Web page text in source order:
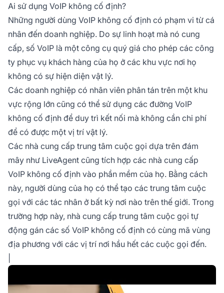
Ai sử dụng VoIP không cố định?
Những người dùng VoIP không cố định có phạm vi từ cá
nhân đến doanh nghiệp. Do sự linh hoạt mà nó cung
cấp, số VoIP là một công cụ quý giá cho phép các công
ty phục vụ khách hàng của họ ở các khu vực nơi họ
không có sự hiện diện vật lý.
Các doanh nghiệp có nhân viên phân tán trên một khu
vực rộng lớn cũng có thể sử dụng các đường VoIP
không cố định để duy trì kết nối mà không cần chi phí
để có được một vị trí vật lý.
Các nhà cung cấp trung tâm cuộc gọi dựa trên đám
mây như LiveAgent cũng tích hợp các nhà cung cấp
VoIP không cố định vào phần mềm của họ. Bằng cách
này, người dùng của họ có thể tạo các trung tâm cuộc
gọi với các tác nhân ở bất kỳ nơi nào trên thế giới. Trong
trường hợp này, nhà cung cấp trung tâm cuộc gọi tự
động gán các số VoIP không cố định có cùng mã vùng
địa phương với các vị trí nơi hầu hết các cuộc gọi đến.